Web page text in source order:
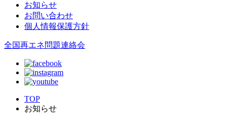
お知らせ
お問い合わせ
個人情報保護方針
全国再エネ問題連絡会
TOP
お知らせ